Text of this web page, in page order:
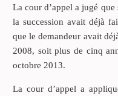
La cour d’appel a jugé que
la succession avait déjà
que le demandeur avait
2008, soit plus de cinq
octobre 2013.
La cour d’appel a